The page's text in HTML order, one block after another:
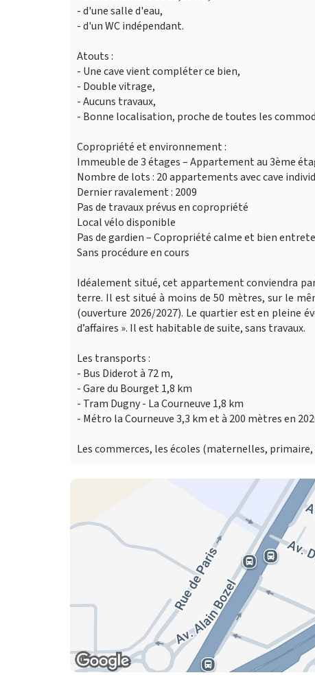
- d'une salle d'eau,
- d'un WC indépendant.
Atouts :
- Une cave vient compléter ce bien,
- Double vitrage,
- Aucuns travaux,
- Bonne localisation, proche de toutes les
Copropriété et environnement :
Immeuble de 3 étages – Appartement au 3ème
Nombre de lots : 20 appartements avec cave
Dernier ravalement : 2009
Pas de travaux prévus en copropriété
Local vélo disponible
Pas de gardien – Copropriété calme et bien
Sans procédure en cours
Idéalement situé, cet appartement conviendra
terre. Il est situé à moins de 50 mètres, sur le
(ouverture 2026/2027). Le quartier est en pleine
d’affaires ». Il est habitable de suite, sans travaux.
Les transports :
- Bus Diderot à 72 m,
- Gare du Bourget 1,8 km
- Tram Dugny - La Courneuve 1,8 km
- Métro la Courneuve 3,3 km et à 200 mètres en
Les commerces, les écoles (maternelles,